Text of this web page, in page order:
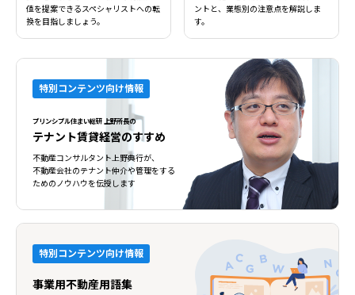
値を提案できるスペシャリストへの転
換を目指しましょう。
ントと、業態別の注意点を解説しま
す。
特別コンテンツ向け情報
プリンシプル住まい総研 上野所長の
テナント賃貸経営のすすめ
不動産コンサルタント上野典行が、
不動産会社のテナント仲介や管理をする
ためのノウハウを伝授します
特別コンテンツ向け情報
事業用不動産用語集
閉じる